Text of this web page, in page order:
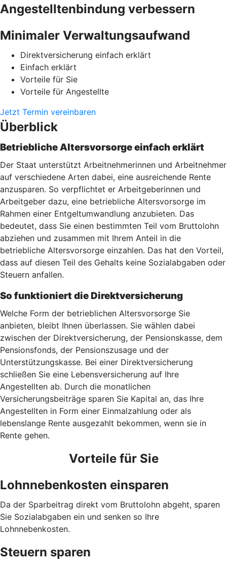
Angestelltenbindung verbessern
Minimaler Verwaltungsaufwand
Direktversicherung einfach erklärt
Einfach erklärt
Vorteile für Sie
Vorteile für Angestellte
Jetzt Termin vereinbaren
Überblick
Betriebliche Altersvorsorge einfach erklärt
Der Staat unterstützt Arbeitnehmerinnen und Arbeitnehmer
auf verschiedene Arten dabei, eine ausreichende Rente
anzusparen. So verpflichtet er Arbeitgeberinnen und
Arbeitgeber dazu, eine betriebliche Altersvorsorge im
Rahmen einer Entgeltumwandlung anzubieten. Das
bedeutet, dass Sie einen bestimmten Teil vom Bruttolohn
abziehen und zusammen mit Ihrem Anteil in die
betriebliche Altersvorsorge einzahlen. Das hat den Vorteil,
dass auf diesen Teil des Gehalts keine Sozialabgaben oder
Steuern anfallen.
So funktioniert die Direktversicherung
Welche Form der betrieblichen Altersvorsorge Sie
anbieten, bleibt Ihnen überlassen. Sie wählen dabei
zwischen der Direktversicherung, der Pensionskasse, dem
Pensionsfonds, der Pensionszusage und der
Unterstützungskasse. Bei einer Direktversicherung
schließen Sie eine Lebensversicherung auf Ihre
Angestellten ab. Durch die monatlichen
Versicherungsbeiträge sparen Sie Kapital an, das Ihre
Angestellten in Form einer Einmalzahlung oder als
lebenslange Rente ausgezahlt bekommen, wenn sie in
Rente gehen.
Vorteile für Sie
Lohnnebenkosten einsparen
Da der Sparbeitrag direkt vom Bruttolohn abgeht, sparen
Sie Sozialabgaben ein und senken so Ihre
Lohnnebenkosten.
Steuern sparen